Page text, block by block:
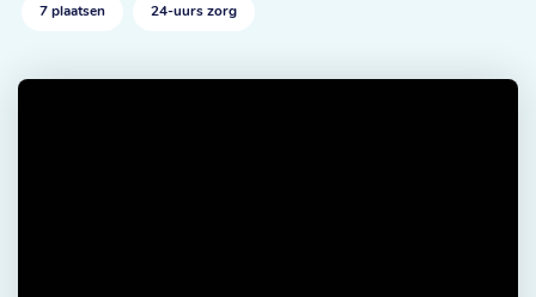
7 plaatsen 24-uurs zorg